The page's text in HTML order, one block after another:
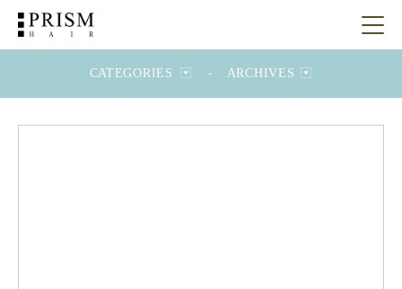
CATEGORIES - ARCHIVES